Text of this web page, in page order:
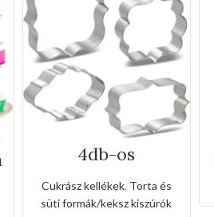
4db-os
rozsdamentes
kiszúró készlet
Cukrász kellékek, Torta és
süti formák/keksz kiszúrók